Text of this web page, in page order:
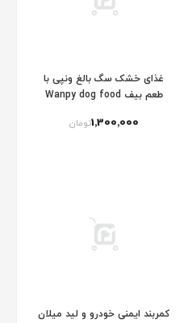
غذای خشک سگ بالغ ونپی با
طعم بیف Wanpy dog food
1٬300٬000تومان
کمربند ایمنی خودرو و لید میلان